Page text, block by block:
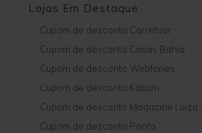
Lojas Em Destaque
Cupom de desconto Carrefour
Cupom de desconto Casas Bahia
Cupom de desconto Webfones
Cupom de desconto Kabum
Cupom de desconto Magazine Luiza
Cupom de desconto Ponto